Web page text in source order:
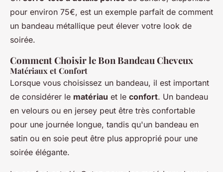
pour environ 75€, est un exemple parfait de comment
un bandeau métallique peut élever votre look de
soirée.
Comment Choisir le Bon Bandeau Cheveux
Matériaux et Confort
Lorsque vous choisissez un bandeau, il est important
de considérer le matériau et le confort. Un bandeau
en velours ou en jersey peut être très confortable
pour une journée longue, tandis qu'un bandeau en
satin ou en soie peut être plus approprié pour une
soirée élégante.